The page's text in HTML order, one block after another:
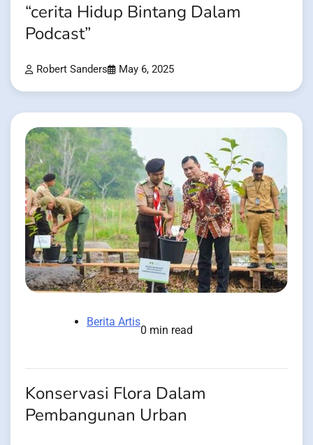
“cerita Hidup Bintang Dalam
Podcast”
Robert Sanders May 6, 2025
Berita Artis
0 min read
Konservasi Flora Dalam
Pembangunan Urban